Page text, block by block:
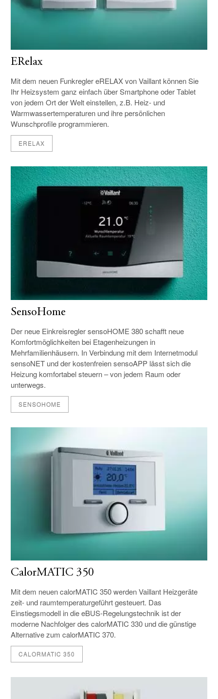
ERelax
Mit dem neuen Funkregler eRELAX von Vaillant können Sie
Ihr Heizsystem ganz einfach über Smartphone oder Tablet
von jedem Ort der Welt einstellen, z.B. Heiz- und
Warmwassertemperaturen und ihre persönlichen
Wunschprofile programmieren.
ERELAX
SensoHome
Der neue Einkreisregler sensoHOME 380 schafft neue
Komfortmöglichkeiten bei Etagenheizungen in
Mehrfamilienhäusern. In Verbindung mit dem Internetmodul
sensoNET und der kostenfreien sensoAPP lässt sich die
Heizung komfortabel steuern – von jedem Raum oder
unterwegs.
SENSOHOME
CalorMATIC 350
Mit dem neuen calorMATIC 350 werden Vaillant Heizgeräte
zeit- und raumtemperaturgeführt gesteuert. Das
Einstiegsmodell in die eBUS-Regelungstechnik ist der
moderne Nachfolger des calorMATIC 330 und die günstige
Alternative zum calorMATIC 370.
CALORMATIC 350